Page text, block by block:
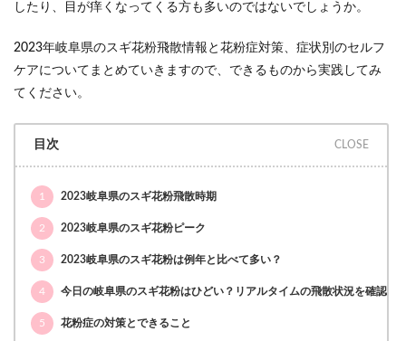
したり、目が痒くなってくる方も多いのではないでしょうか。
2023年岐阜県のスギ花粉飛散情報と花粉症対策、症状別のセルフ
ケアについてまとめていきますので、できるものから実践してみ
てください。
目次
1 2023岐阜県のスギ花粉飛散時期
2 2023岐阜県のスギ花粉ピーク
3 2023岐阜県のスギ花粉は例年と比べて多い？
4 今日の岐阜県のスギ花粉はひどい？リアルタイムの飛散状況を確認
5 花粉症の対策とできること